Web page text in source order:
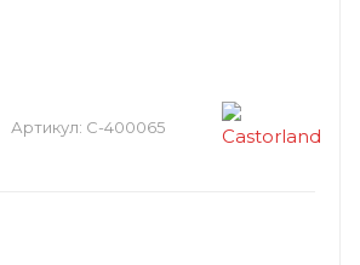
Артикул: C-400065